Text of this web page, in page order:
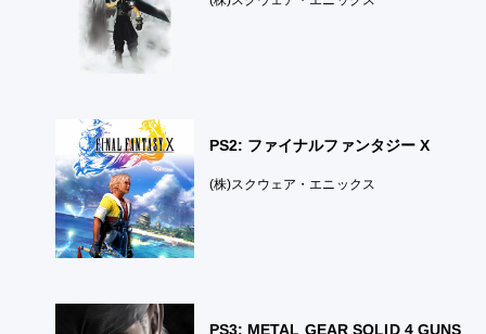
PS2: ファイナルファンタジー X
(株)スクウェア・エニックス
PS3: METAL GEAR SOLID 4 GUNS